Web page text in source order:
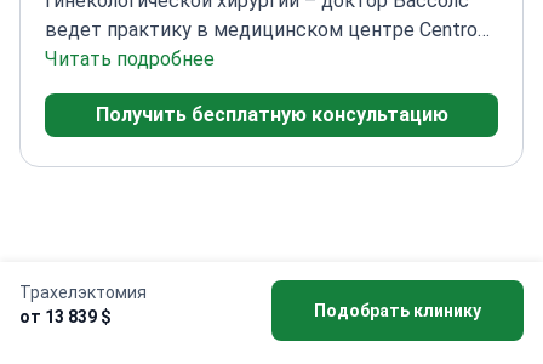
Трахелэктомия
от 13 839 $
Подобрать клинику
ведет практику в медицинском центре Centro
Médico Teknon в Барселоне.
специализированное обучение по акушерству и
гинекологии в Institut Universitari
Читать подробнее
Получить бесплатную консультацию
Видеоистории пациентов Bookimed